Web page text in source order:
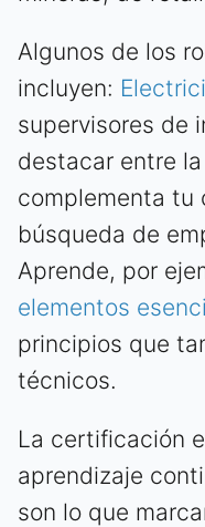
Algunos de los
incluyen:
supervisores de
destacar entre
complementa tu
búsqueda de
Aprende, por
elementos
principios que
técnicos.
La certificación
aprendizaje
son lo que